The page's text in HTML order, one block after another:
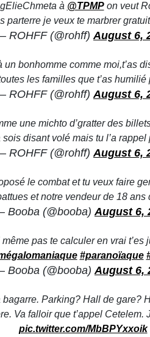
à @TPMPon veut
parterre je veux te marbrer
ROHFF (@rohff)August 6,
bonhomme comme moi,t’as
les familles que t’as
ROHFF (@rohff)August 6,
une michto d’gratter des
disant volé mais tu l’a rappel
ROHFF (@rohff)August 6,
le combat et tu veux faire
et notre vendeur de 18
Booba (@booba)August 6,
pas te calculer en vrai
#paranoïaque
Booba (@booba)August 6,
Parking? Hall de
Va falloir que t’appel
pic.twitter.com/MbBPYxxoik